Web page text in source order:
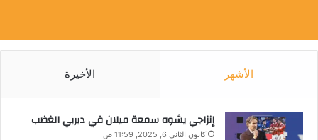
الأشهر الأخيرة
إنزاجي يشوه سمعة ميلان في ديربي الغضب
كانون الثاني 6, 2025, 11:59 ص